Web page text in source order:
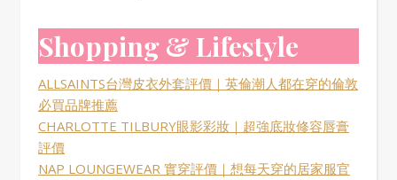
Shopping & Lifestyle
ALLSAINTS台灣皮衣外套評價｜英倫潮人都在穿的倫敦
必買品牌推薦
CHARLOTTE TILBURY眼影彩妝｜超強底妝修容唇膏
評價
NAP LOUNGEWEAR 實穿評價｜想每天穿的居家服官